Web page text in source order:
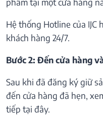
Hệ thống Hotline của
khách hàng 24/7.
Bước 2: Đến cửa hàng
Sau khi đã đăng ký giữ
đến cửa hàng đã hẹn,
tiếp tại đây.